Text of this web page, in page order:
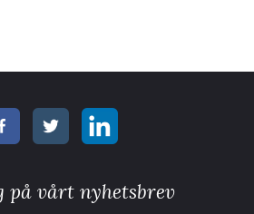
på vårt nyhetsbrev